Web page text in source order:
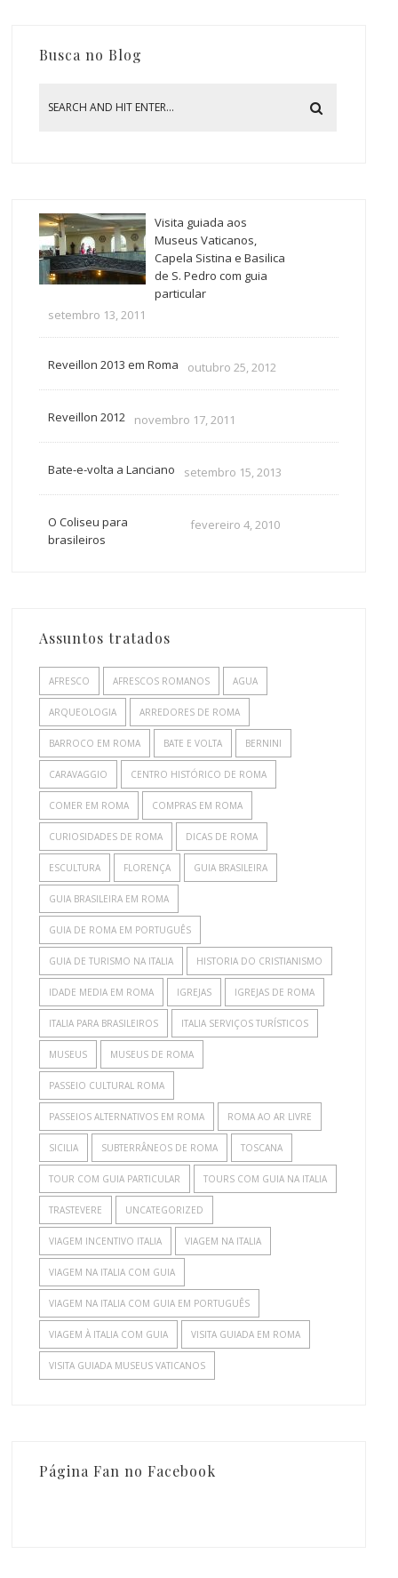
Busca no Blog
Visita guiada aos
Museus Vaticanos,
Capela Sistina e Basilica
de S. Pedro com guia
particular
setembro 13, 2011
Reveillon 2013 em Roma outubro 25, 2012
Reveillon 2012 novembro 17, 2011
Bate-e-volta a Lanciano setembro 15, 2013
O Coliseu para
brasileiros
fevereiro 4, 2010
Assuntos tratados
AFRESCO AFRESCOS ROMANOS AGUA
ARQUEOLOGIA ARREDORES DE ROMA
BARROCO EM ROMA BATE E VOLTA BERNINI
CARAVAGGIO CENTRO HISTÓRICO DE ROMA
COMER EM ROMA COMPRAS EM ROMA
CURIOSIDADES DE ROMA DICAS DE ROMA
ESCULTURA FLORENÇA GUIA BRASILEIRA
GUIA BRASILEIRA EM ROMA
GUIA DE ROMA EM PORTUGUÊS
GUIA DE TURISMO NA ITALIA HISTORIA DO CRISTIANISMO
IDADE MEDIA EM ROMA IGREJAS IGREJAS DE ROMA
ITALIA PARA BRASILEIROS ITALIA SERVIÇOS TURÍSTICOS
MUSEUS MUSEUS DE ROMA
PASSEIO CULTURAL ROMA
PASSEIOS ALTERNATIVOS EM ROMA ROMA AO AR LIVRE
SICILIA SUBTERRÂNEOS DE ROMA TOSCANA
TOUR COM GUIA PARTICULAR TOURS COM GUIA NA ITALIA
TRASTEVERE UNCATEGORIZED
VIAGEM INCENTIVO ITALIA VIAGEM NA ITALIA
VIAGEM NA ITALIA COM GUIA
VIAGEM NA ITALIA COM GUIA EM PORTUGUÊS
VIAGEM À ITALIA COM GUIA VISITA GUIADA EM ROMA
VISITA GUIADA MUSEUS VATICANOS
Página Fan no Facebook